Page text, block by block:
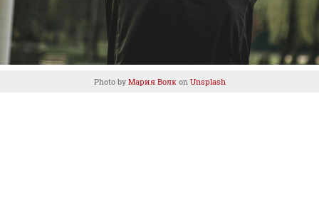
Photo by Мария Волкon Unsplash